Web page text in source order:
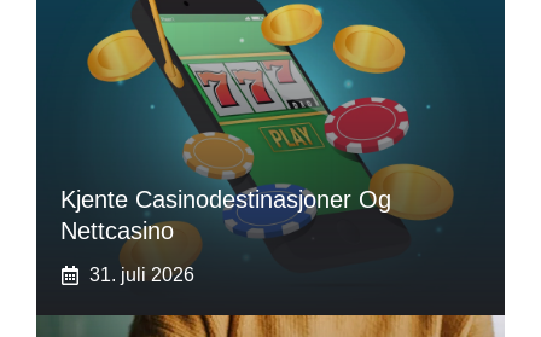
Kjente Casinodestinasjoner Og
Nettcasino
31. juli 2026